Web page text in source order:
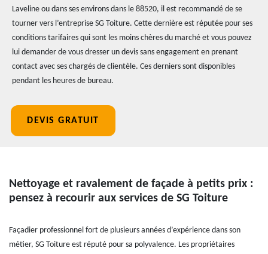
Laveline ou dans ses environs dans le 88520, il est recommandé de se
tourner vers l’entreprise SG Toiture. Cette dernière est réputée pour ses
conditions tarifaires qui sont les moins chères du marché et vous pouvez
lui demander de vous dresser un devis sans engagement en prenant
contact avec ses chargés de clientèle. Ces derniers sont disponibles
pendant les heures de bureau.
DEVIS GRATUIT
Nettoyage et ravalement de façade à petits prix :
pensez à recourir aux services de SG Toiture
Façadier professionnel fort de plusieurs années d’expérience dans son
métier, SG Toiture est réputé pour sa polyvalence. Les propriétaires